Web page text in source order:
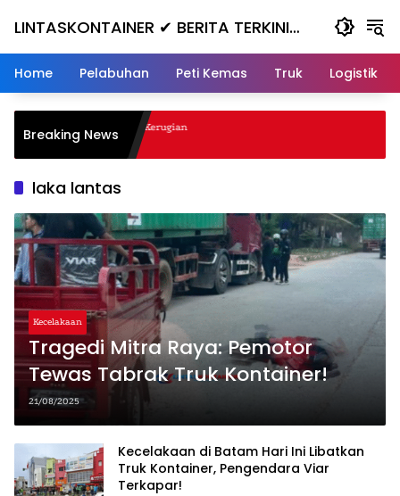
LINTASKONTAINER ✔ BERITA TERKINI
KONTAINER TERBARU HARI INI
Home Pelabuhan Peti Kemas Truk Logistik
Breaking News
Masuk ke Jurang, Kerugian
laka lantas
Kecelakaan
Tragedi Mitra Raya: Pemotor
Tewas Tabrak Truk Kontainer!
21/08/2025
Kecelakaan di Batam Hari Ini Libatkan
Truk Kontainer, Pengendara Viar
Terkapar!